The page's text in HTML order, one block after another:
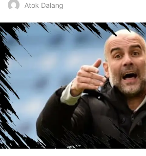
Atok Dalang